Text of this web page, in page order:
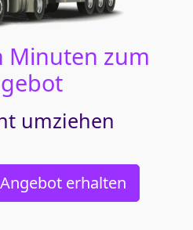
Minuten zum
umziehen
erhalten